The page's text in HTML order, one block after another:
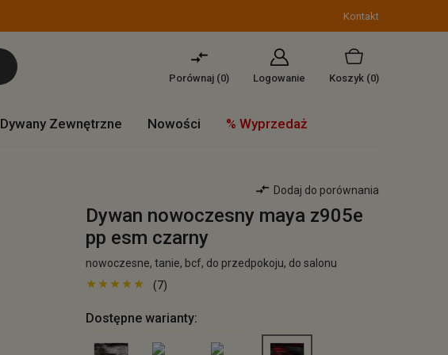
Kontakt
Porównaj (0) Logowanie Koszyk (0)
Dywany Zewnętrzne Nowości % Wyprzedaż
Dodaj do porównania
Dywan nowoczesny maya z905e
pp esm czarny
nowoczesne, tanie, bcf, do przedpokoju, do salonu
(7)
Dostępne warianty: